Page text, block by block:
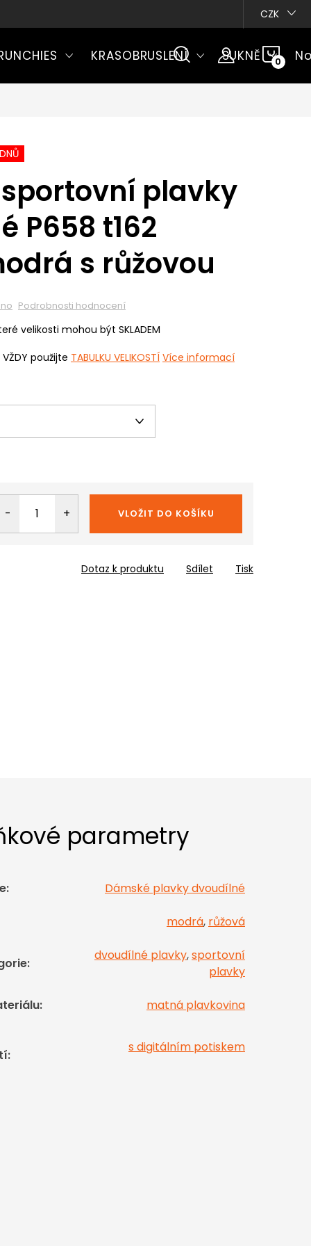
CZK
KRASOBRUSLENÍ SUKNĚ
plavky
P658 t162
s růžovou
Podrobnosti hodnocení
velikosti mohou být SKLADEM
použijte TABULKU VELIKOSTÍ Více informací
VLOŽIT DO KOŠÍKU
Tisk
Dotaz k produktu Sdílet
parametry
: Dámské plavky dvoudílné
modrá, růžová
:
dvoudílné plavky,sportovní
plavky
: matná plavkovina
:
s digitálním potiskem